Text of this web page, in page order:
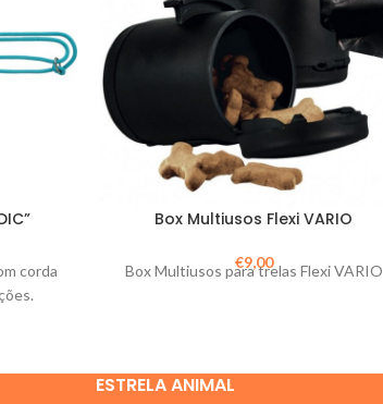
corda
Box Multiusos Flexi VARIO
€9,00
Box Multiusos para trelas Flexi VARIO
ESTRELA ANIMAL